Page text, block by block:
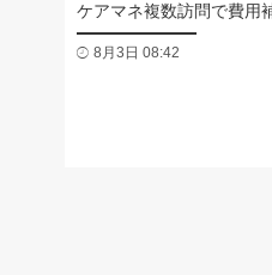
ケアマネ複数訪問で費
8月3日 08:42